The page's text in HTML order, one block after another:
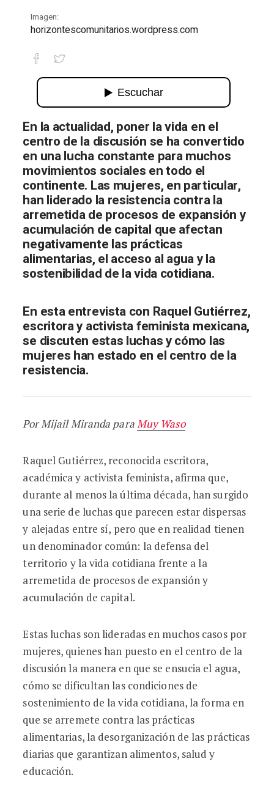
Imagen:
horizontescomunitarios.wordpress.com
Raquel Gutiérrez: ¡El problema es
En la actualidad, poner la vida en el
centro de la discusión se ha convertido
en una lucha constante para muchos
movimientos sociales en todo el
continente. Las mujeres, en particular,
han liderado la resistencia contra la
arremetida de procesos de expansión y
acumulación de capital que afectan
negativamente las prácticas
alimentarias, el acceso al agua y la
sostenibilidad de la vida cotidiana.
En esta entrevista con Raquel Gutiérrez,
escritora y activista feminista mexicana,
se discuten estas luchas y cómo las
mujeres han estado en el centro de la
resistencia.
Por Mijail Miranda paraMuy Waso
Raquel Gutiérrez, reconocida escritora,
académica y activista feminista, afirma que,
durante al menos la última década, han surgido
una serie de luchas que parecen estar dispersas
y alejadas entre sí, pero que en realidad tienen
un denominador común: la defensa del
territorio y la vida cotidiana frente a la
arremetida de procesos de expansión y
acumulación de capital.
Estas luchas son lideradas en muchos casos por
mujeres, quienes han puesto en el centro de la
discusión la manera en que se ensucia el agua,
cómo se dificultan las condiciones de
sostenimiento de la vida cotidiana, la forma en
que se arremete contra las prácticas
alimentarias, la desorganización de las prácticas
diarias que garantizan alimentos, salud y
educación.